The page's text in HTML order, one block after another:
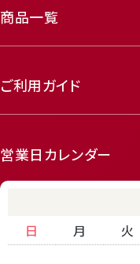
商品一覧
ご利用ガイド
営業日カレンダー
日
月 火